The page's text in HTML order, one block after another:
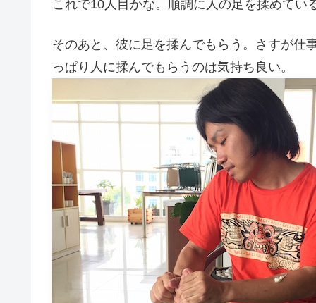
これで10人目かな。順調に人の足を揉めてい
そのあと、彼に足を揉んでもらう。さすが仕
っぱり人に揉んでもらうのは気持ち良い。